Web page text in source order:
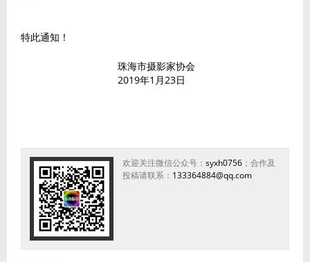
特此通知！
珠海市摄影家协会
2019年1月23日
欢迎关注微信公众号： syxh0756；合作及
投稿请联系： 133364884@qq.com